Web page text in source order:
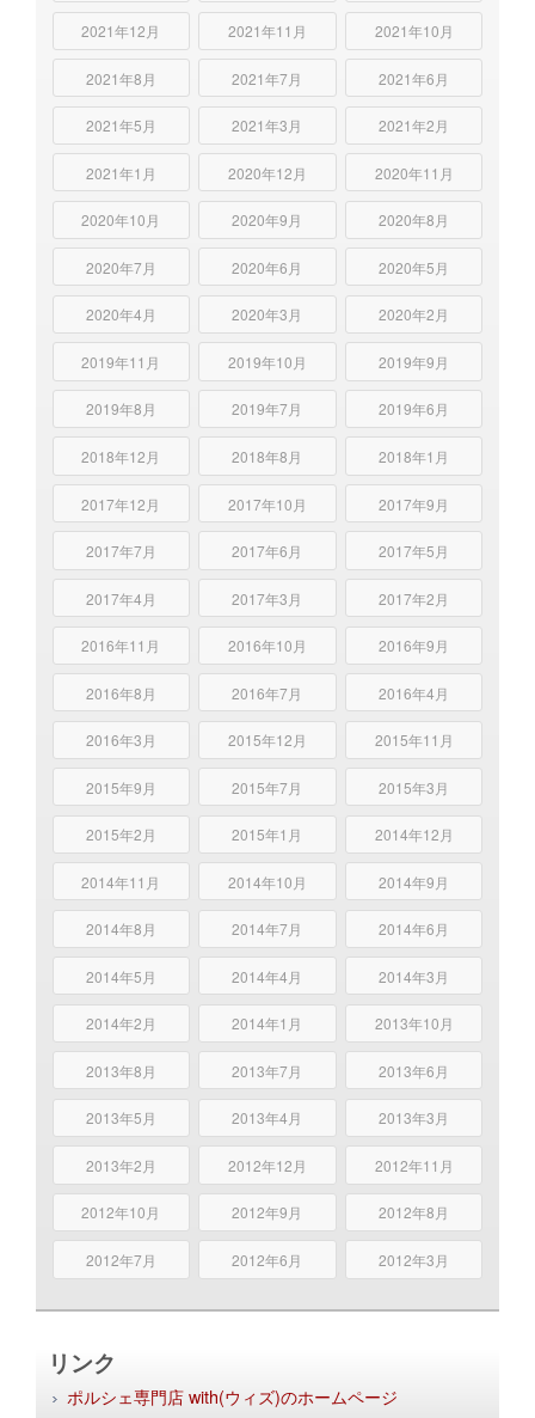
2021年12月 2021年11月 2021年10月
2021年8月 2021年7月 2021年6月
2021年5月 2021年3月 2021年2月
2021年1月 2020年12月 2020年11月
2020年10月 2020年9月 2020年8月
2020年7月 2020年6月 2020年5月
2020年4月 2020年3月 2020年2月
2019年11月 2019年10月 2019年9月
2019年8月 2019年7月 2019年6月
2018年12月 2018年8月 2018年1月
2017年12月 2017年10月 2017年9月
2017年7月 2017年6月 2017年5月
2017年4月 2017年3月 2017年2月
2016年11月 2016年10月 2016年9月
2016年8月 2016年7月 2016年4月
2016年3月 2015年12月 2015年11月
2015年9月 2015年7月 2015年3月
2015年2月 2015年1月 2014年12月
2014年11月 2014年10月 2014年9月
2014年8月 2014年7月 2014年6月
2014年5月 2014年4月 2014年3月
2014年2月 2014年1月 2013年10月
2013年8月 2013年7月 2013年6月
2013年5月 2013年4月 2013年3月
2013年2月 2012年12月 2012年11月
2012年10月 2012年9月 2012年8月
2012年7月 2012年6月 2012年3月
リンク
ポルシェ専門店 with(ウィズ)のホームページ